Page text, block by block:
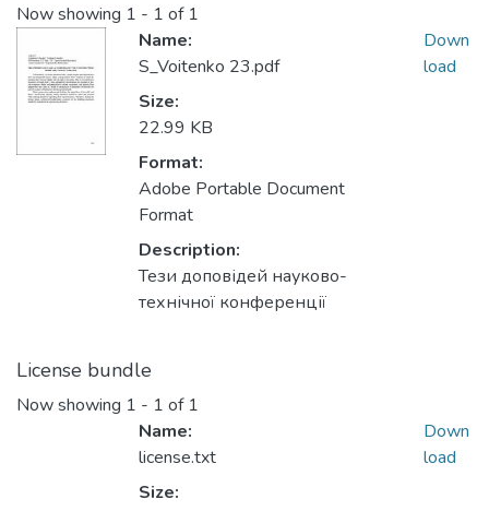
Now showing 1 - 1 of 1
Name:
S_Voitenko 23.pdf
Size:
22.99 KB
Format:
Adobe Portable Document
Format
Description:
Тези доповідей науково-
технічної конференції
Down
load
License bundle
Now showing 1 - 1 of 1
Name:
license.txt
Size:
Down
load